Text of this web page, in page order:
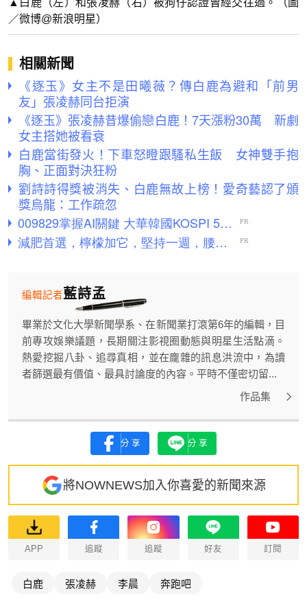
▲白鹿（左）和張凌赫（右）被狗仔認證曾經交往過。（圖
／微博@新浪明星）
相關新聞
《逐玉》女主不是田曦薇？傳白鹿為避和「前男
友」張凌赫同台拒演
《逐玉》張凌赫昔爆偷戀白鹿！7天漲粉30萬 新劇
女主搭她被看衰
白鹿當街發火！下車怒瞪跟騷私生飯 女神雙手抱
胸、正面對決狂粉
劉詩詩得獎被消失、白鹿無故上榜！愛奇藝認了頒
獎烏龍：工作疏忽
藍詩孟
編輯記者
畢業於文化大學新聞學系、在新聞業打滾第6年的編輯，目
前專攻娛樂議題，長期關注影視圈動態與明星生活點滴。
熱愛挖掘八卦、追尋真相，並在龐雜的訊息洪流中，為讀
者篩選最有價值、最具討論度的內容。平時不僅密切留...
作品集
分享 分享
將NOWNEWS加入你喜愛的新聞來源
APP 追蹤 追蹤 好友 訂閱
白鹿 張凌赫 李晨 奔跑吧